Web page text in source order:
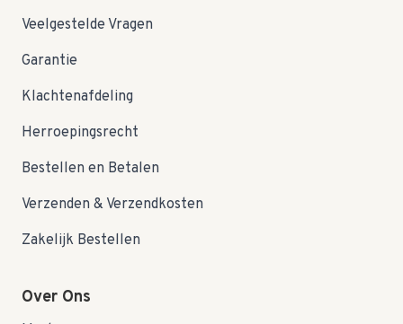
Veelgestelde Vragen
Garantie
Klachtenafdeling
Herroepingsrecht
Bestellen en Betalen
Verzenden & Verzendkosten
Zakelijk Bestellen
Over Ons